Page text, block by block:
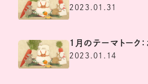
2023.01.31
1月のテーマトーク：
2023.01.14